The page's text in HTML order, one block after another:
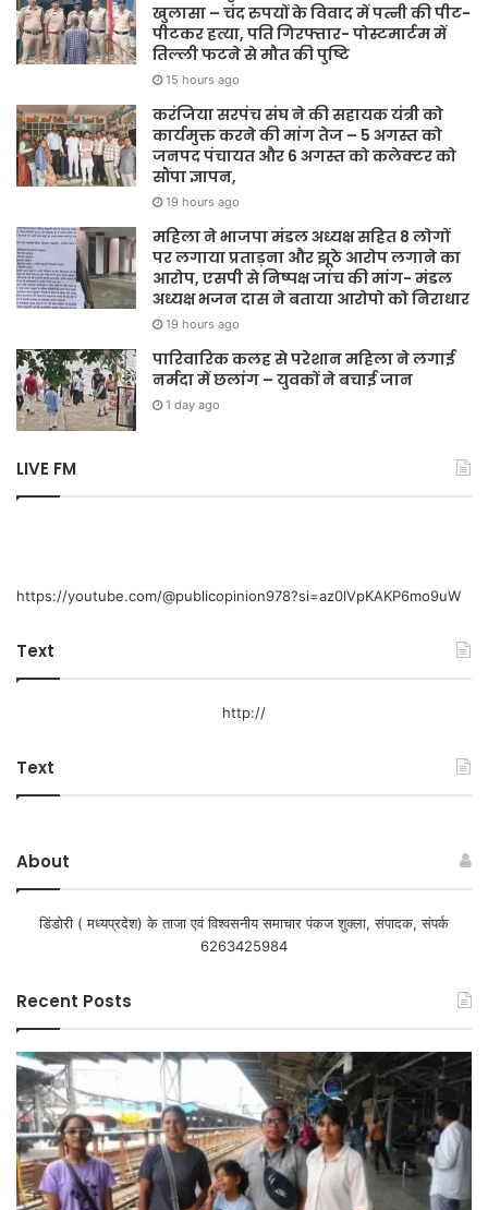
खुलासा – चंद रुपयों के विवाद में पत्नी की पीट-
पीटकर हत्या, पति गिरफ्तार- पोस्टमार्टम में
तिल्ली फटने से मौत की पुष्टि
15 hours ago
करंजिया सरपंच संघ ने की सहायक यंत्री को
कार्यमुक्त करने की मांग तेज – 5 अगस्त को
जनपद पंचायत और 6 अगस्त को कलेक्टर को
सौंपा ज्ञापन,
19 hours ago
महिला ने भाजपा मंडल अध्यक्ष सहित 8 लोगों
पर लगाया प्रताड़ना और झूठे आरोप लगाने का
आरोप, एसपी से निष्पक्ष जांच की मांग- मंडल
अध्यक्ष भजन दास ने बताया आरोपो को निराधार
19 hours ago
पारिवारिक कलह से परेशान महिला ने लगाई
नर्मदा में छलांग – युवकों ने बचाई जान
1 day ago
LIVE FM
https://youtube.com/@publicopinion978?si=az0lVpKAKP6mo9uW
Text
http://
Text
About
डिंडोरी ( मध्यप्रदेश) के ताजा एवं विश्वसनीय समाचार पंकज शुक्ला, संपादक, संपर्क
6263425984
Recent Posts